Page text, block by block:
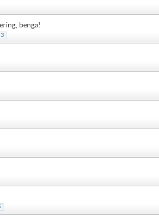
benga!
3